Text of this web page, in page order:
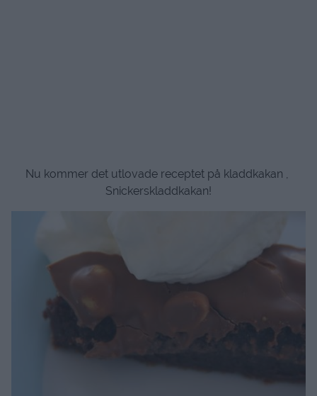
Nu kommer det utlovade receptet på kladdkakan ,
Snickerskladdkakan!